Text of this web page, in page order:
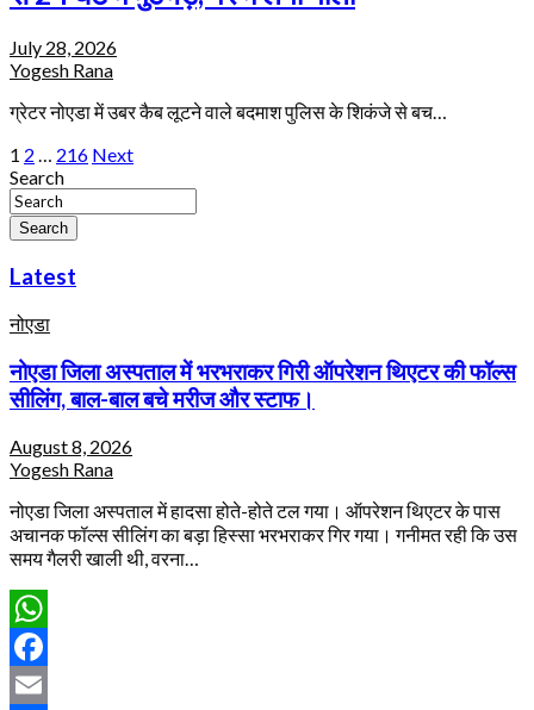
July 28, 2026
Yogesh Rana
ग्रेटर नोएडा में उबर कैब लूटने वाले बदमाश पुलिस के शिकंजे से बच…
Posts
pagination
1 2 … 216 Next
Search
Search
Latest
नोएडा
नोएडा जिला अस्पताल में भरभराकर गिरी ऑपरेशन थिएटर की फॉल्स
सीलिंग, बाल-बाल बचे मरीज और स्टाफ।
August 8, 2026
Yogesh Rana
नोएडा जिला अस्पताल में हादसा होते-होते टल गया। ऑपरेशन थिएटर के पास
अचानक फॉल्स सीलिंग का बड़ा हिस्सा भरभराकर गिर गया। गनीमत रही कि उस
समय गैलरी खाली थी, वरना…
WhatsApp
Facebook